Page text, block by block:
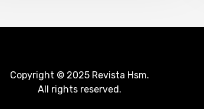
Copyright © 2025 Revista Hsm.
All rights reserved.